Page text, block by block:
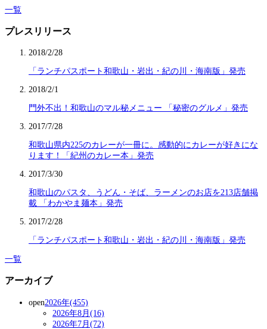
一覧
プレスリリース
2018/2/28
「ランチパスポート和歌山・岩出・紀の川・海南版」発売
2018/2/1
門外不出！和歌山のマル秘メニュー 「秘密のグルメ」発売
2017/7/28
和歌山県内225のカレーが一冊に。感動的にカレーが好きにな
ります！「紀州のカレー本」発売
2017/3/30
和歌山のパスタ、うどん・そば、ラーメンのお店を213店舗掲
載 「わかやま麺本」発売
2017/2/28
「ランチパスポート和歌山・岩出・紀の川・海南版」発売
一覧
アーカイブ
open2026年(455)
2026年8月(16)
2026年7月(72)